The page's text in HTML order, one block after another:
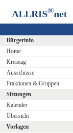
ALLRIS®net
Bürgerinfo
Home
Kreistag
Ausschüsse
Fraktionen & Gruppen
Sitzungen
Kalender
Übersicht
Vorlagen